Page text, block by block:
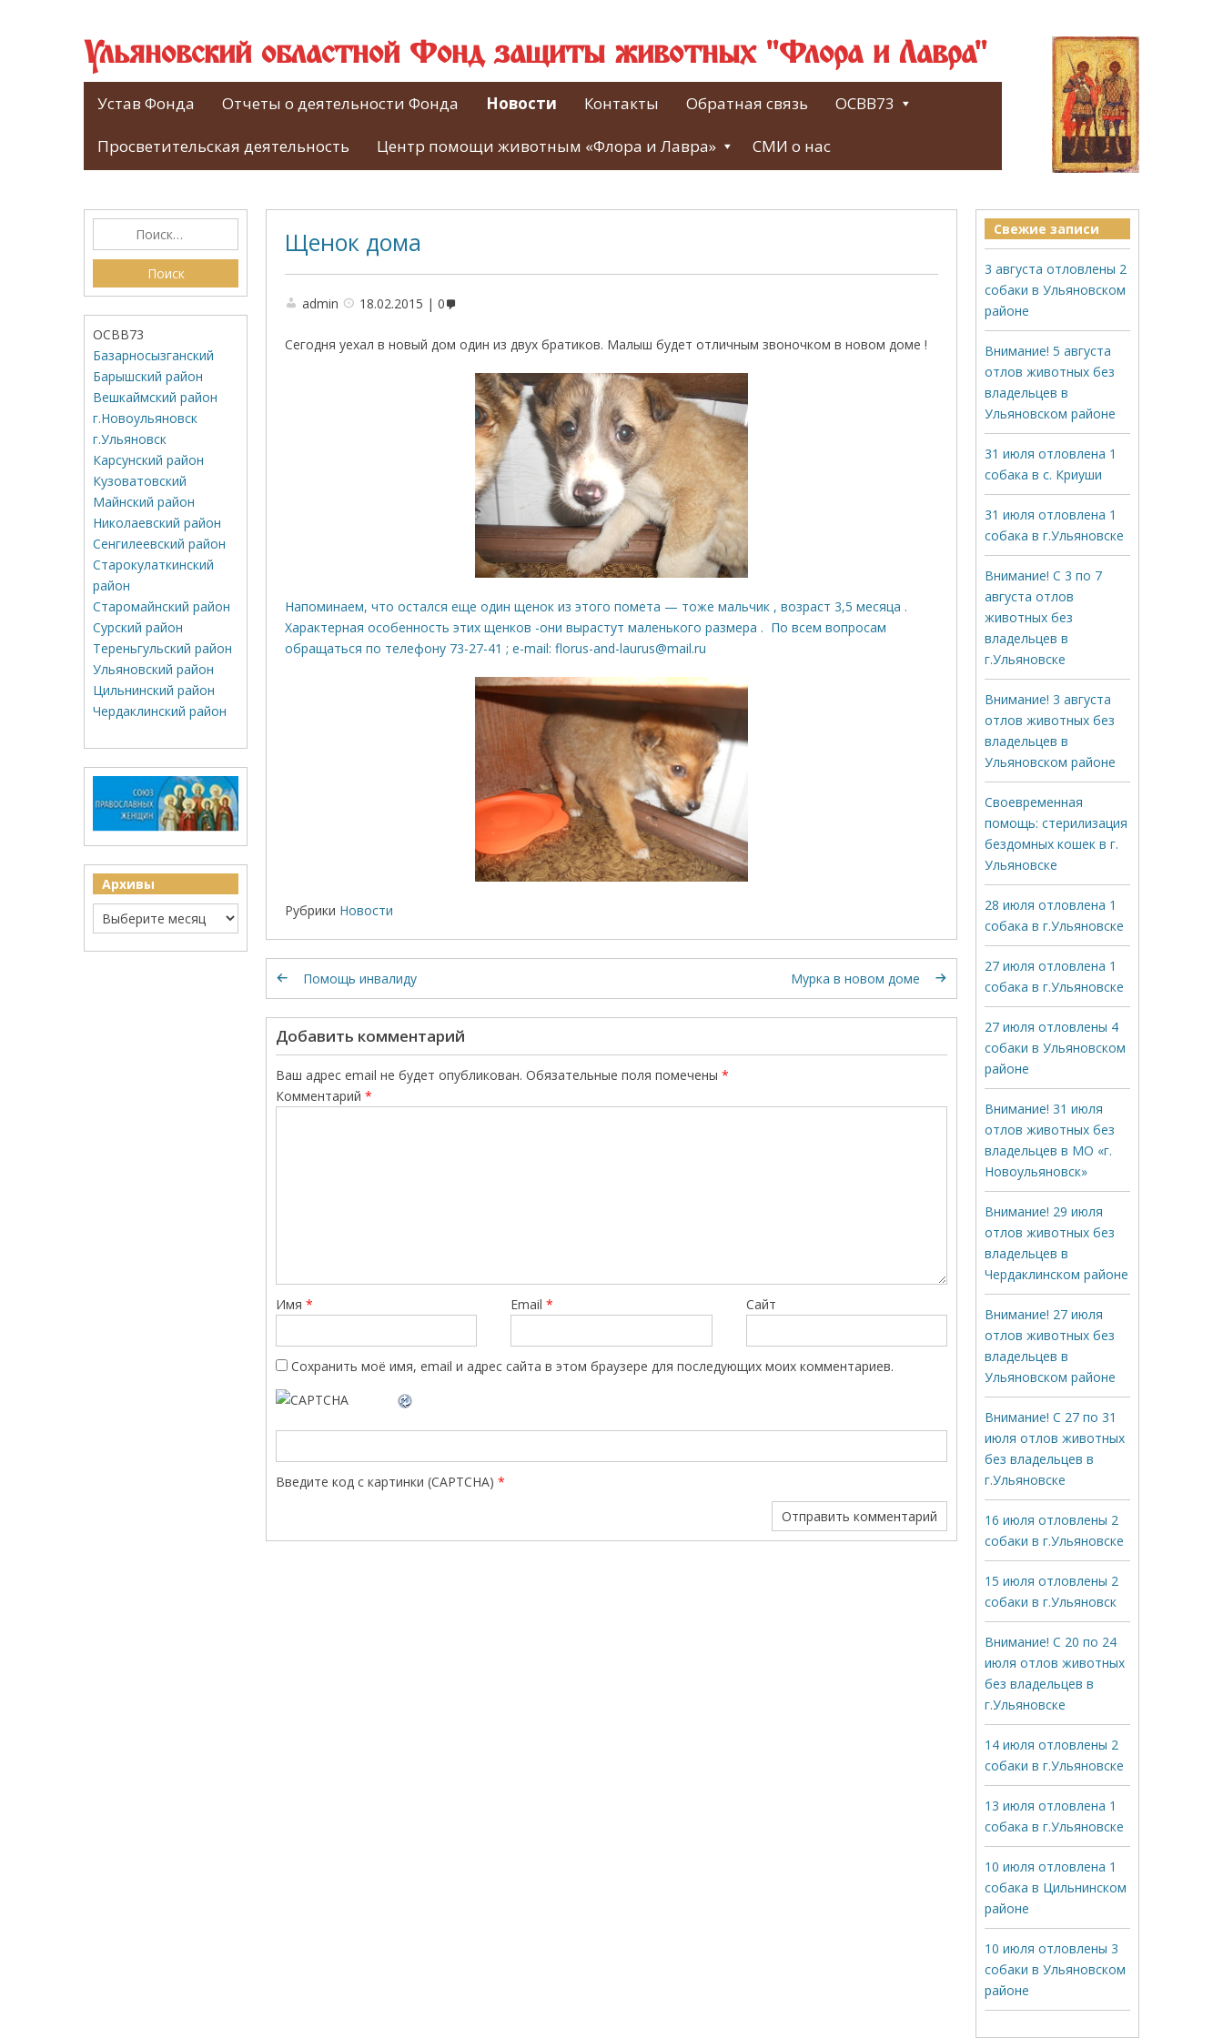
Ульяновский областной Фонд защиты животных "Флора и Лавра"
Устав Фонда Отчеты о деятельности Фонда Новости Контакты Обратная связь ОСВВ73
Просветительская деятельность Центр помощи животным «Флора и Лавра» СМИ о нас
Щенок дома
admin 18.02.2015 0
Сегодня уехал в новый дом один из двух братиков. Малыш будет отличным звоночком в новом доме !
Напоминаем, что остался еще один щенок из этого помета — тоже мальчик , возраст 3,5 месяца .
Характерная особенность этих щенков -они вырастут маленького размера . По всем вопросам
обращаться по телефону 73-27-41 ; e-mail: florus-and-laurus@mail.ru
Рубрики Новости
Помощь инвалиду Мурка в новом доме
Добавить комментарий
Ваш адрес email не будет опубликован. Обязательные поля помечены *
Комментарий *
Имя * Email* Сайт
Сохранить моё имя, email и адрес сайта в этом браузере для последующих моих комментариев.
Введите код с картинки (CAPTCHA) *
ОСВВ73
Базарносызганский
Барышский район
Вешкаймский район
г.Новоульяновск
г.Ульяновск
Карсунский район
Кузоватовский
Майнский район
Николаевский район
Сенгилеевский район
Старокулаткинский
район
Старомайнский район
Сурский район
Тереньгульский район
Ульяновский район
Цильнинский район
Чердаклинский район
Архивы
Свежие записи
3 августа отловлены 2
собаки в Ульяновском
районе
Внимание! 5 августа
отлов животных без
владельцев в
Ульяновском районе
31 июля отловлена 1
собака в с. Криуши
31 июля отловлена 1
собака в г.Ульяновске
Внимание! С 3 по 7
августа отлов
животных без
владельцев в
г.Ульяновске
Внимание! 3 августа
отлов животных без
владельцев в
Ульяновском районе
Своевременная
помощь: стерилизация
бездомных кошек в г.
Ульяновске
28 июля отловлена 1
собака в г.Ульяновске
27 июля отловлена 1
собака в г.Ульяновске
27 июля отловлены 4
собаки в Ульяновском
районе
Внимание! 31 июля
отлов животных без
владельцев в МО «г.
Новоульяновск»
Внимание! 29 июля
отлов животных без
владельцев в
Чердаклинском районе
Внимание! 27 июля
отлов животных без
владельцев в
Ульяновском районе
Внимание! С 27 по 31
июля отлов животных
без владельцев в
г.Ульяновске
16 июля отловлены 2
собаки в г.Ульяновске
15 июля отловлены 2
собаки в г.Ульяновск
Внимание! С 20 по 24
июля отлов животных
без владельцев в
г.Ульяновске
14 июля отловлены 2
собаки в г.Ульяновске
13 июля отловлена 1
собака в г.Ульяновске
10 июля отловлена 1
собака в Цильнинском
районе
10 июля отловлены 3
собаки в Ульяновском
районе